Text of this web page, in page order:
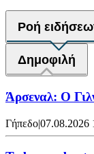
Ροή
Δημοφιλή
Άρσεναλ: Ο
Γήπεδο|07.08.2026